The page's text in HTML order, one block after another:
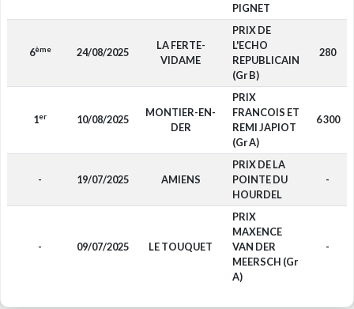
PIGNET
6ème 24/08/2025
LA FERTE-
VIDAME
PRIX DE
L'ECHO
REPUBLICAIN
(Gr B)
280
1er 10/08/2025
MONTIER-EN-
DER
PRIX
FRANCOIS ET
REMI JAPIOT
(Gr A)
6 300
- 19/07/2025 AMIENS
PRIX DE LA
POINTE DU
HOURDEL
-
- 09/07/2025 LE TOUQUET
PRIX
MAXENCE
VAN DER
MEERSCH (Gr
A)
-